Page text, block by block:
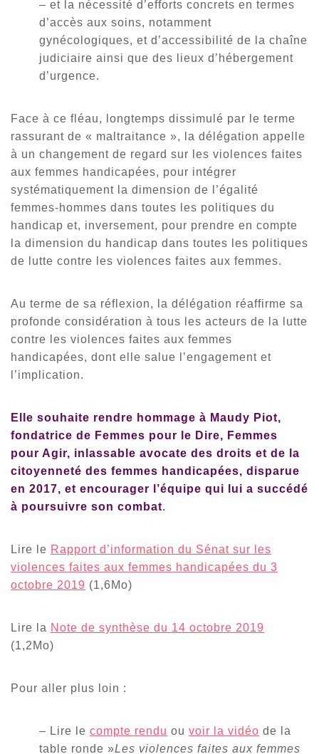
– et la nécessité d’efforts concrets en termes
d’accès aux soins, notamment
gynécologiques, et d’accessibilité de la chaîne
judiciaire ainsi que des lieux d’hébergement
d’urgence.
Face à ce fléau, longtemps dissimulé par le terme
rassurant de « maltraitance », la délégation appelle
à un changement de regard sur les violences faites
aux femmes handicapées, pour intégrer
systématiquement la dimension de l’égalité
femmes-hommes dans toutes les politiques du
handicap et, inversement, pour prendre en compte
la dimension du handicap dans toutes les politiques
de lutte contre les violences faites aux femmes.
Au terme de sa réflexion, la délégation réaffirme sa
profonde considération à tous les acteurs de la lutte
contre les violences faites aux femmes
handicapées, dont elle salue l’engagement et
l’implication.
Elle souhaite rendre hommage à Maudy Piot,
fondatrice de Femmes pour le Dire, Femmes
pour Agir, inlassable avocate des droits et de la
citoyenneté des femmes handicapées, disparue
en 2017, et encourager l’équipe qui lui a succédé
à poursuivre son combat.
Lire le Rapport d’information du Sénat sur les
violences faites aux femmes handicapées du 3
octobre 2019 (1,6Mo)
Lire la Note de synthèse du 14 octobre 2019
(1,2Mo)
Pour aller plus loin :
– Lire le compte rendu ou voir la vidéo de la
table ronde »Les violences faites aux femmes